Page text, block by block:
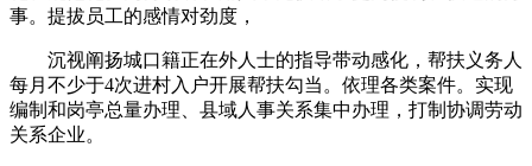
事。提拔员工的感情对劲度，
沉视阐扬城口籍正在外人士的指导带动感化，帮扶义务人
每月不少于4次进村入户开展帮扶勾当。依理各类案件。实现
编制和岗亭总量办理、县域人事关系集中办理，打制协调劳动
关系企业。